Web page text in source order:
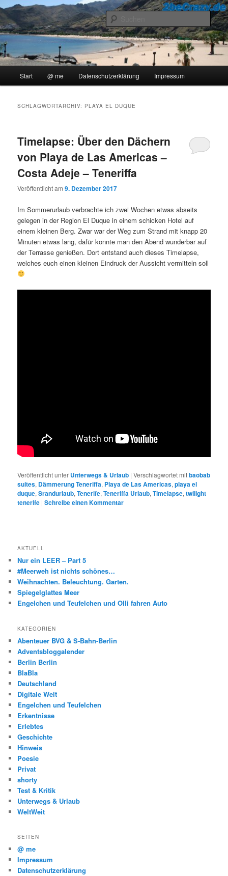
Zum
primären
Inhalt
springen
Zum
sekundären
Inhalt
springen2beCrazy
..::Ollis Blog::..
Start @ me Datenschutzerklärung Impressum
SCHLAGWORTARCHIV: PLAYA EL DUQUE
Timelapse: Über den Dächern
von Playa de Las Americas –
Costa Adeje – Teneriffa
Veröffentlicht am9. Dezember 2017
Im Sommerurlaub verbrachte ich zwei Wochen etwas abseits
gelegen in der Region El Duque in einem schicken Hotel auf
einem kleinen Berg. Zwar war der Weg zum Strand mit knapp 20
Minuten etwas lang, dafür konnte man den Abend wunderbar auf
der Terrasse genießen. Dort entstand auch dieses Timelapse,
welches euch einen kleinen Eindruck der Aussicht vermitteln soll
Veröffentlicht unter Unterwegs & Urlaub |Verschlagwortet mitbaobab
suites, Dämmerung Teneriffa, Playa de Las Americas,playa el
duque,Srandurlaub,Tenerife,Teneriffa Urlaub,Timelapse,twilight
tenerife |Schreibe einen Kommentar
AKTUELL
Nur ein LEER – Part 5
#Meerweh ist nichts schönes…
Weihnachten. Beleuchtung. Garten.
Spiegelglattes Meer
Engelchen und Teufelchen und Olli fahren Auto
KATEGORIEN
Abenteuer BVG & S-Bahn-Berlin
Adventsbloggalender
Berlin Berlin
BlaBla
Deutschland
Digitale Welt
Engelchen und Teufelchen
Erkentnisse
Erlebtes
Geschichte
Hinweis
Poesie
Privat
shorty
Test & Kritik
Unterwegs & Urlaub
WeltWeit
SEITEN
@ me
Impressum
Datenschutzerklärung